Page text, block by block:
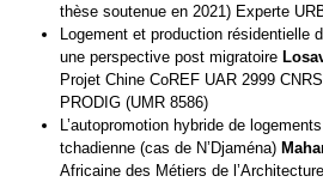
thèse soutenue en 2021) Experte
Logement et production résidentielle
une perspective post migratoire
Projet Chine CoREF UAR 2999
PRODIG (UMR 8586)
L’autopromotion hybride de
tchadienne (cas de N’Djaména)
Africaine des Métiers de